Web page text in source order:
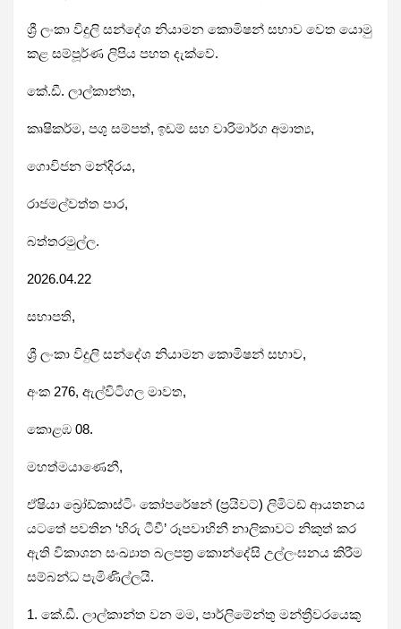
ශ්‍රී ලංකා විදුලි සන්දේශ නියාමන කොමිෂන් සභාව වෙත යොමු
කළ සම්පූර්ණ ලිපිය පහත දැක්වේ.
කේ.ඩී. ලාල්කාන්ත,
කෘෂිකර්ම, පශු සම්පත්, ඉඩම් සහ වාරිමාර්ග අමාත්‍ය,
ගොවිජන මන්දිරය,
රාජමල්වත්ත පාර,
බත්තරමුල්ල.
2026.04.22
සභාපති,
ශ්‍රී ලංකා විදුලි සන්දේශ නියාමන කොමිෂන් සභාව,
අංක 276, ඇල්විටිගල මාවත,
කොළඹ 08.
මහත්මයාණෙනී,
ඒෂියා බ්‍රෝඩ්කාස්ටිං කෝපරේෂන් (ප්‍රයිවට්) ලිමිටඩ් ආයතනය
යටතේ පවතින ‘හිරු ටීවී’ රූපවාහිනී නාලිකාවට නිකුත් කර
ඇති විකාශන සංඛ්‍යාත බලපත්‍ර කොන්දේසි උල්ලංඝනය කිරීම
සම්බන්ධ පැමිණිල්ලයි.
1. කේ.ඩී. ලාල්කාන්ත වන මම, පාර්ලිමේන්තු මන්ත්‍රීවරයෙකු